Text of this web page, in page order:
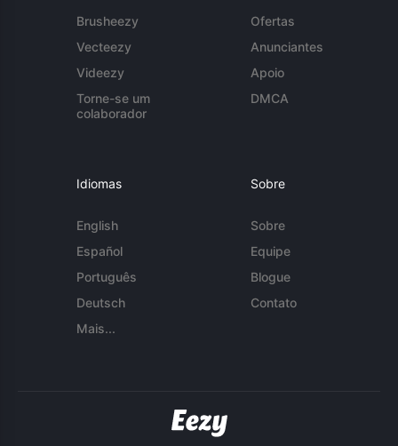
Brusheezy
Vecteezy
Videezy
Torne-se um
colaborador
Ofertas
Anunciantes
Apoio
DMCA
Idiomas
English
Español
Português
Deutsch
Mais...
Sobre
Sobre
Equipe
Blogue
Contato